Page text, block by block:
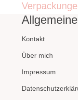
Kontakt
Über mich
Impressum